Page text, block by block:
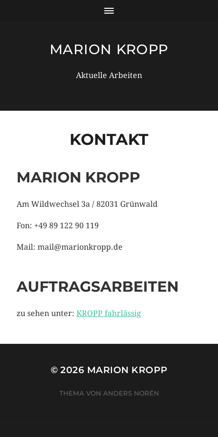
MARION KROPP
Aktuelle Arbeiten
KONTAKT
MARION KROPP
Am Wildwechsel 3a / 82031 Grünwald
Fon: +49 89 122 90 119
Mail: mail@marionkropp.de
AUFTRAGSARBEITEN
zu sehen unter: KROPP fahrlässig
© 2026 MARION KROPP
THEMA VON ANDERS NORÉN